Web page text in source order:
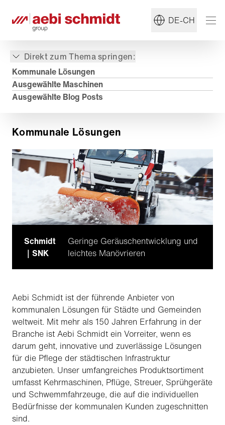
DE-CH
Direkt zum Thema springen:
Kommunale Lösungen
Ausgewählte Maschinen
Ausgewählte Blog Posts
Kommunale Lösungen
Schmidt
｜SNK
Geringe Geräuschentwicklung und
leichtes Manövrieren
Aebi Schmidt ist der führende Anbieter von
kommunalen Lösungen für Städte und Gemeinden
weltweit. Mit mehr als 150 Jahren Erfahrung in der
Branche ist Aebi Schmidt ein Vorreiter, wenn es
darum geht, innovative und zuverlässige Lösungen
für die Pflege der städtischen Infrastruktur
anzubieten. Unser umfangreiches Produktsortiment
umfasst Kehrmaschinen, Pflüge, Streuer, Sprühgeräte
und Schwemmfahrzeuge, die auf die individuellen
Bedürfnisse der kommunalen Kunden zugeschnitten
sind.